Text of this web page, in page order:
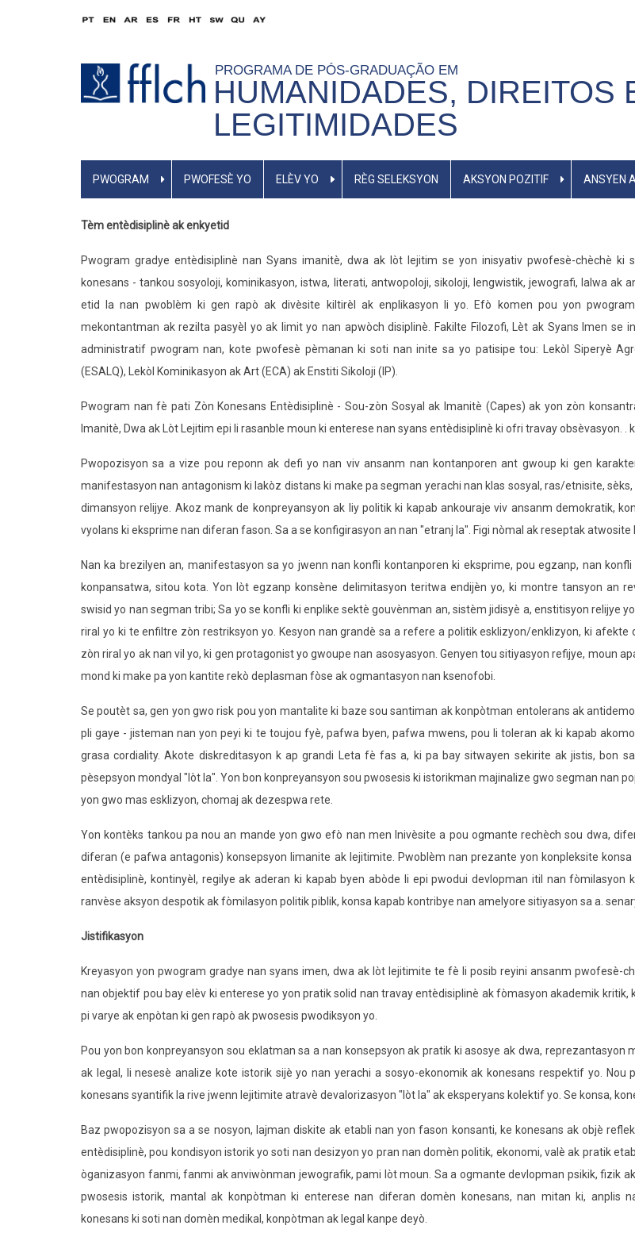
PROGRAMA DE PÓS-GRADUAÇÃO EM
HUMANIDADES, DIREITOS
LEGITIMIDADES
KREYÒL
PWOGRAM PWOFESÈ YO ELÈV YO RÈG SELEKSYON AKSYON POZITIF ANSYEN
Tèm entèdisiplinè ak enkyetid
Pwogram gradye entèdisiplinè nan Syans imanitè, dwa ak lòt lejitim se yon inisyativ pwofesè-chèchè ki
konesans - tankou sosyoloji, kominikasyon, istwa, literati, antwopoloji, sikoloji, lengwistik, jewografi, lalwa ak
etid la nan pwoblèm ki gen rapò ak divèsite kiltirèl ak enplikasyon li yo. Efò komen pou yon
mekontantman ak rezilta pasyèl yo ak limit yo nan apwòch disiplinè. Fakilte Filozofi, Lèt ak Syans Imen se
administratif pwogram nan, kote pwofesè pèmanan ki soti nan inite sa yo patisipe tou: Lekòl Siperyè
(ESALQ), Lekòl Kominikasyon ak Art (ECA) ak Enstiti Sikoloji (IP).
Pwogram nan fè pati Zòn Konesans Entèdisiplinè - Sou-zòn Sosyal ak Imanitè (Capes) ak yon zòn
Imanitè, Dwa ak Lòt Lejitim epi li rasanble moun ki enterese nan syans entèdisiplinè ki ofri travay obsèvasyon. .
Pwopozisyon sa a vize pou reponn ak defi yo nan viv ansanm nan kontanporen ant gwoup ki gen
manifestasyon nan antagonism ki lakòz distans ki make pa segman yerachi nan klas sosyal, ras/etnisite,
dimansyon relijye. Akoz mank de konpreyansyon ak liy politik ki kapab ankouraje viv ansanm demokratik,
vyolans ki eksprime nan diferan fason. Sa a se konfigirasyon an nan "etranj la". Figi nòmal ak reseptak atwosite
Nan ka brezilyen an, manifestasyon sa yo jwenn nan konfli kontanporen ki eksprime, pou egzanp, nan
konpansatwa, sitou kota. Yon lòt egzanp konsène delimitasyon teritwa endijèn yo, ki montre tansyon an
swisid yo nan segman tribi; Sa yo se konfli ki enplike sektè gouvènman an, sistèm jidisyè a, enstitisyon relijye
riral yo ki te enfiltre zòn restriksyon yo. Kesyon nan grandè sa a refere a politik esklizyon/enklizyon, ki afekte
zòn riral yo ak nan vil yo, ki gen protagonist yo gwoupe nan asosyasyon. Genyen tou sitiyasyon refijye, moun
mond ki make pa yon kantite rekò deplasman fòse ak ogmantasyon nan ksenofobi.
Se poutèt sa, gen yon gwo risk pou yon mantalite ki baze sou santiman ak konpòtman entolerans ak
pli gaye - jisteman nan yon peyi ki te toujou fyè, pafwa byen, pafwa mwens, pou li toleran ak ki kapab
grasa cordiality. Akote diskreditasyon k ap grandi Leta fè fas a, ki pa bay sitwayen sekirite ak jistis, bon
pèsepsyon mondyal "lòt la". Yon bon konpreyansyon sou pwosesis ki istorikman majinalize gwo segman nan
yon gwo mas esklizyon, chomaj ak dezespwa rete.
Yon kontèks tankou pa nou an mande yon gwo efò nan men Inivèsite a pou ogmante rechèch sou dwa,
diferan (e pafwa antagonis) konsepsyon limanite ak lejitimite. Pwoblèm nan prezante yon konpleksite konsa
entèdisiplinè, kontinyèl, regilye ak aderan ki kapab byen abòde li epi pwodui devlopman itil nan fòmilasyon
ranvèse aksyon despotik ak fòmilasyon politik piblik, konsa kapab kontribye nan amelyore sitiyasyon sa a.
Jistifikasyon
Kreyasyon yon pwogram gradye nan syans imen, dwa ak lòt lejitimite te fè li posib reyini ansanm pwofesè-
nan objektif pou bay elèv ki enterese yo yon pratik solid nan travay entèdisiplinè ak fòmasyon akademik kritik,
pi varye ak enpòtan ki gen rapò ak pwosesis pwodiksyon yo.
Pou yon bon konpreyansyon sou eklatman sa a nan konsepsyon ak pratik ki asosye ak dwa, reprezantasyon
ak legal, li nesesè analize kote istorik sijè yo nan yerachi a sosyo-ekonomik ak konesans respektif yo. Nou
konesans syantifik la rive jwenn lejitimite atravè devalorizasyon "lòt la" ak eksperyans kolektif yo. Se konsa,
Baz pwopozisyon sa a se nosyon, lajman diskite ak etabli nan yon fason konsanti, ke konesans ak objè
entèdisiplinè, pou kondisyon istorik yo soti nan desizyon yo pran nan domèn politik, ekonomi, valè ak pratik
òganizasyon fanmi, fanmi ak anviwònman jewografik, pami lòt moun. Sa a ogmante devlopman psikik, fizik
pwosesis istorik, mantal ak konpòtman ki enterese nan diferan domèn konesans, nan mitan ki, anplis
konesans ki soti nan domèn medikal, konpòtman ak legal kanpe deyò.